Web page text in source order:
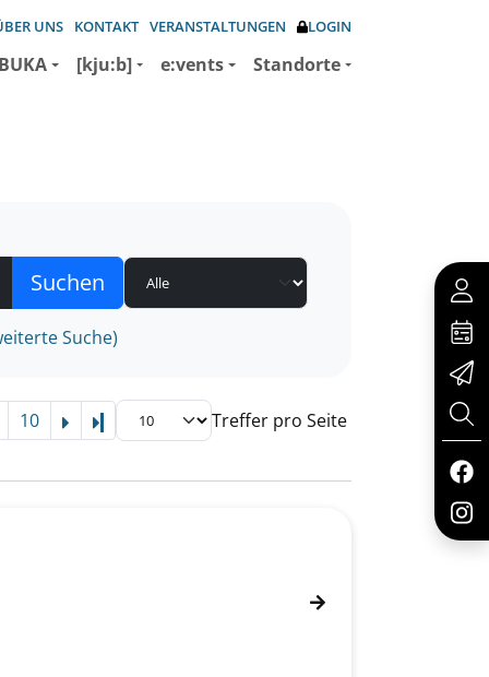
UNS KONTAKT VERANSTALTUNGEN LOGIN
[kju:b] e:vents Standorte
Suche)
10 Letzte Seite Treffer pro Seite